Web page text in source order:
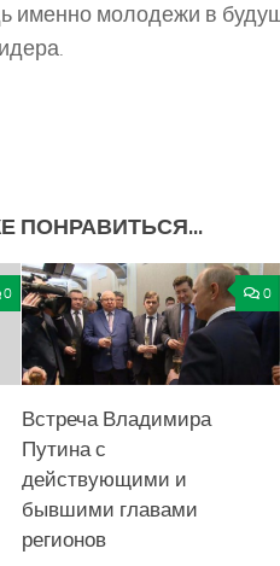
именно молодежи в
ПОНРАВИТЬСЯ...
0 0
Встреча Владимира
Путина с
действующими и
бывшими главами
регионов